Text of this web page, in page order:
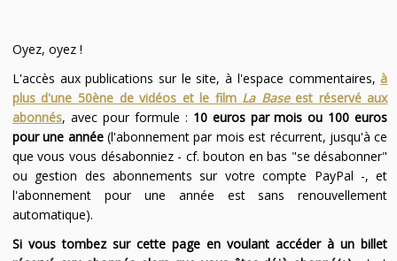
Oyez, oyez !
L'accès aux publications sur le site, à l'espace commentaires,à
plus d'une 50ène de vidéos et le film La Baseest réservé aux
abonnés, avec pour formule : 10 euros par mois ou 100 euros
pour une année(l'abonnement par mois est récurrent, jusqu'à ce
que vous vous désabonniez - cf. bouton en bas "se désabonner"
ou gestion des abonnements sur votre compte PayPal -, et
l'abonnement pour une année est sans renouvellement
automatique).
Si vous tombez sur cette page en voulant accéder à un billet